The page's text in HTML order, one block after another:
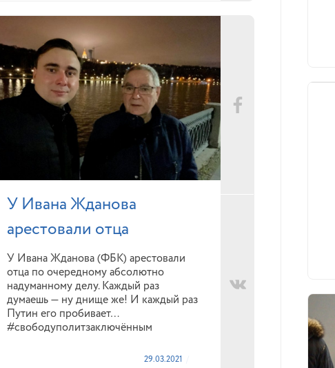
У Ивана Жданова
арестовали отца
У Ивана Жданова (ФБК) арестовали
отца по очередному абсолютно
надуманному делу. Каждый раз
думаешь — ну днище же! И каждый раз
Путин его пробивает…
#свободуполитзаключённым
29.03.2021